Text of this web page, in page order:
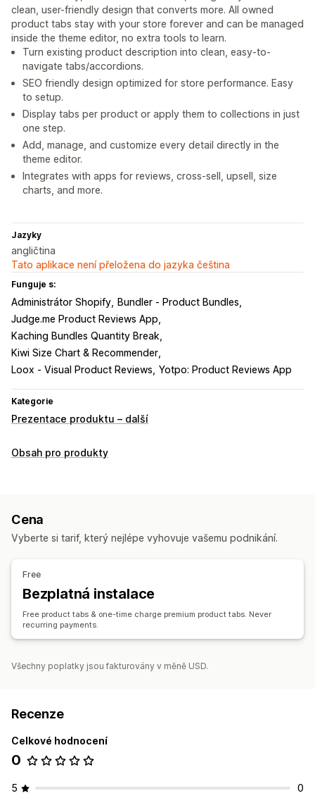
clean, user-friendly design that converts more. All owned
product tabs stay with your store forever and can be managed
inside the theme editor, no extra tools to learn.
Turn existing product description into clean, easy-to-
navigate tabs/accordions.
SEO friendly design optimized for store performance. Easy
to setup.
Display tabs per product or apply them to collections in just
one step.
Add, manage, and customize every detail directly in the
theme editor.
Integrates with apps for reviews, cross-sell, upsell, size
charts, and more.
Jazyky
angličtina
Tato aplikace není přeložena do jazyka čeština
Funguje s:
Administrátor Shopify
Bundler ‑ Product Bundles
Judge.me Product Reviews App
Kaching Bundles Quantity Break
Kiwi Size Chart & Recommender
Loox ‑ Visual Product Reviews Yotpo: Product Reviews App
Kategorie
Prezentace produktu – další
Obsah pro produkty
Cena
Vyberte si tarif, který nejlépe vyhovuje vašemu podnikání.
Free
Bezplatná instalace
Free product tabs & one-time charge premium product tabs. Never
recurring payments.
Všechny poplatky jsou fakturovány v měně USD.
Recenze
Celkové hodnocení
0
5 0